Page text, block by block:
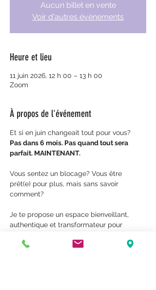
Aucun billet en vente
Voir d'autres événements
Heure et lieu
11 juin 2026, 12 h 00 – 13 h 00
Zoom
À propos de l'événement
Et si en juin changeait tout pour vous?
Pas dans 6 mois. Pas quand tout sera
parfait. MAINTENANT.
Vous sentez un blocage? Vous être
prêt(e) pour plus, mais sans savoir
comment?
Je te propose un espace bienveillant,
authentique et transformateur pour
d'abondance dans toutes les sphères de